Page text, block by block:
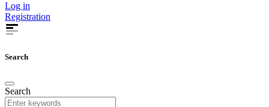
Log in
Registration
Search
Search